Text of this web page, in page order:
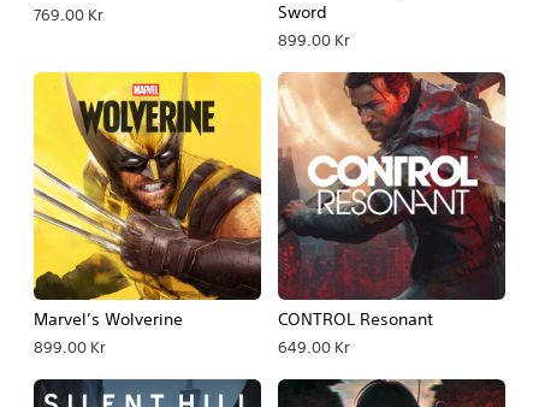
769.00 Kr
Sword
899.00 Kr
Marvel’s Wolverine
899.00 Kr
CONTROL Resonant
649.00 Kr